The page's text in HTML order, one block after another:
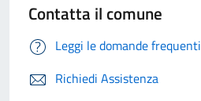
Contatta il comune
Leggi le domande frequenti
Richiedi Assistenza